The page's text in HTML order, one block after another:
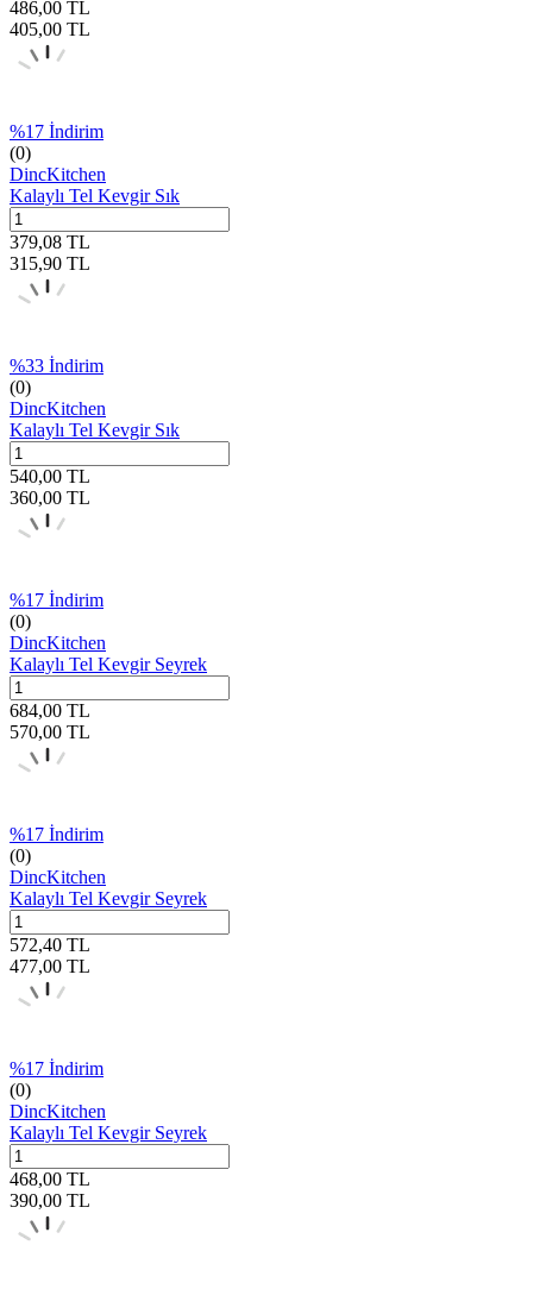
486,00 TL
405,00 TL
%17 İndirim
(0)
DincKitchen
Kalaylı Tel Kevgir Sık
379,08 TL
315,90 TL
%33 İndirim
(0)
DincKitchen
Kalaylı Tel Kevgir Sık
540,00 TL
360,00 TL
%17 İndirim
(0)
DincKitchen
Kalaylı Tel Kevgir Seyrek
684,00 TL
570,00 TL
%17 İndirim
(0)
DincKitchen
Kalaylı Tel Kevgir Seyrek
572,40 TL
477,00 TL
%17 İndirim
(0)
DincKitchen
Kalaylı Tel Kevgir Seyrek
468,00 TL
390,00 TL